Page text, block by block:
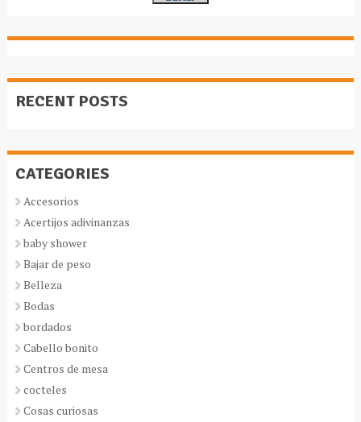
RECENT POSTS
CATEGORIES
Accesorios
Acertijos adivinanzas
baby shower
Bajar de peso
Belleza
Bodas
bordados
Cabello bonito
Centros de mesa
cocteles
Cosas curiosas